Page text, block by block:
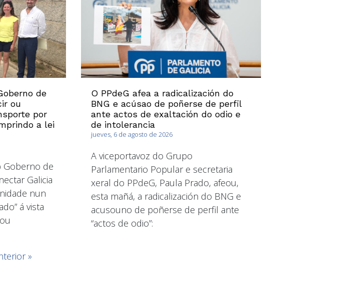
de
ou
por
a lei
Goberno de
Galicia
nun
á vista
O PPdeG afea a radicalización do
BNG e acúsao de poñerse de perfil
ante actos de exaltación do odio e
de intolerancia
jueves, 6 de agosto de 2026
A viceportavoz do Grupo
Parlamentario Popular e secretaria
xeral do PPdeG, Paula Prado, afeou,
esta mañá, a radicalización do BNG e
acusouno de poñerse de perfil ante
“actos de odio”:
»